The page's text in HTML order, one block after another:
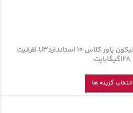
کارت حافظه‌ Micro SD سیلیکون پاور کلاس 10 استانداردU3 ظرفیت
128گیگابایت
انتخاب گزینه ها